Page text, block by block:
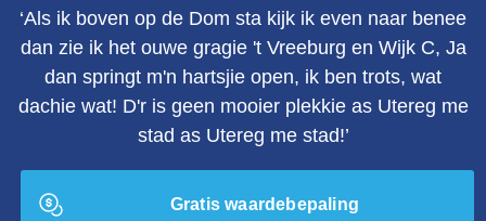
‘Als ik boven op de Dom sta kijk ik even naar benee
dan zie ik het ouwe gragie 't Vreeburg en Wijk C, Ja
dan springt m'n hartsjie open, ik ben trots, wat
dachie wat! D'r is geen mooier plekkie as Utereg me
stad as Utereg me stad!’
Gratis waardebepaling